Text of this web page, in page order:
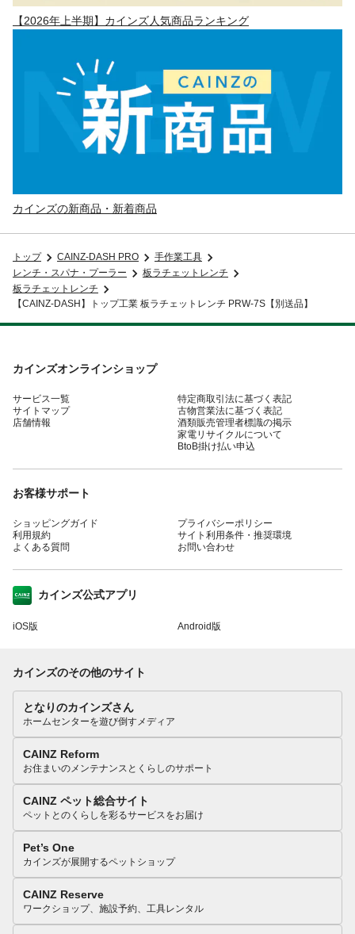
【2026年上半期】カインズ人気商品ランキング
カインズの新商品・新着商品
トップ CAINZ-DASH PRO
手作業工具
レンチ・スパナ・プーラー
板ラチェットレンチ
板ラチェットレンチ
【CAINZ-DASH】トップ工業 板ラチェットレンチ PRW-7S【別送品】
カインズオンラインショップ
サービス一覧
サイトマップ
店舗情報
特定商取引法に基づく表記
古物営業法に基づく表記
酒類販売管理者標識の掲示
家電リサイクルについて
BtoB掛け払い申込
お客様サポート
ショッピングガイド
利用規約
よくある質問
プライバシーポリシー
サイト利用条件・推奨環境
お問い合わせ
カインズ公式アプリ
iOS版 Android版
カインズのその他のサイト
となりのカインズさん
ホームセンターを遊び倒すメディア
CAINZ Reform
お住まいのメンテナンスとくらしのサポート
CAINZ ペット総合サイト
ペットとのくらしを彩るサービスをお届け
Pet’s One
カインズが展開するペットショップ
CAINZ Reserve
ワークショップ、施設予約、工具レンタル